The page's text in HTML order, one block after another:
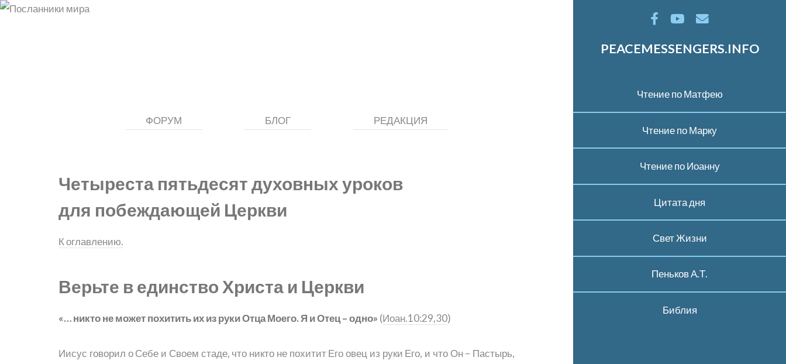
PEACEMESSENGERS.INFO
Чтение по Матфею
Чтение по Марку
Чтение по Иоанну
Цитата дня
Свет Жизни
Пеньков А.Т.
Библия
ФОРУМ БЛОГ РЕДАКЦИЯ
Четыреста пятьдесят духовных уроков
для побеждающей Церкви
К оглавлению.
Верьте в единство Христа и Церкви
«… никто не может похитить их из руки Отца Моего. Я и Отец – одно» (Иоан.10:29,30)
Иисус говорил о Себе и Своем стаде, что никто не похитит Его овец из руки Его, и что Он – Пастырь,